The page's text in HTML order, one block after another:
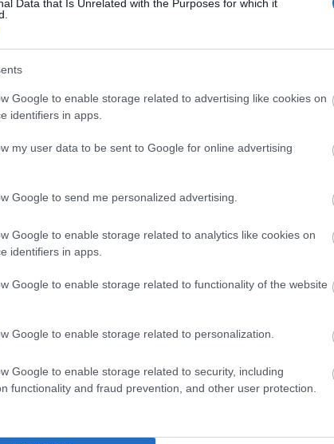
Data that Is Unrelated with the Purposes for which it
Google to enable storage related to advertising like cookies on
identifiers in apps.
my user data to be sent to Google for online advertising
Google to send me personalized advertising.
Google to enable storage related to analytics like cookies on
identifiers in apps.
Google to enable storage related to functionality of the website
Google to enable storage related to personalization.
Google to enable storage related to security, including
functionality and fraud prevention, and other user protection.
Elek